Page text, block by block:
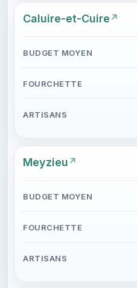
Caluire-et-Cuire
Meyzieu